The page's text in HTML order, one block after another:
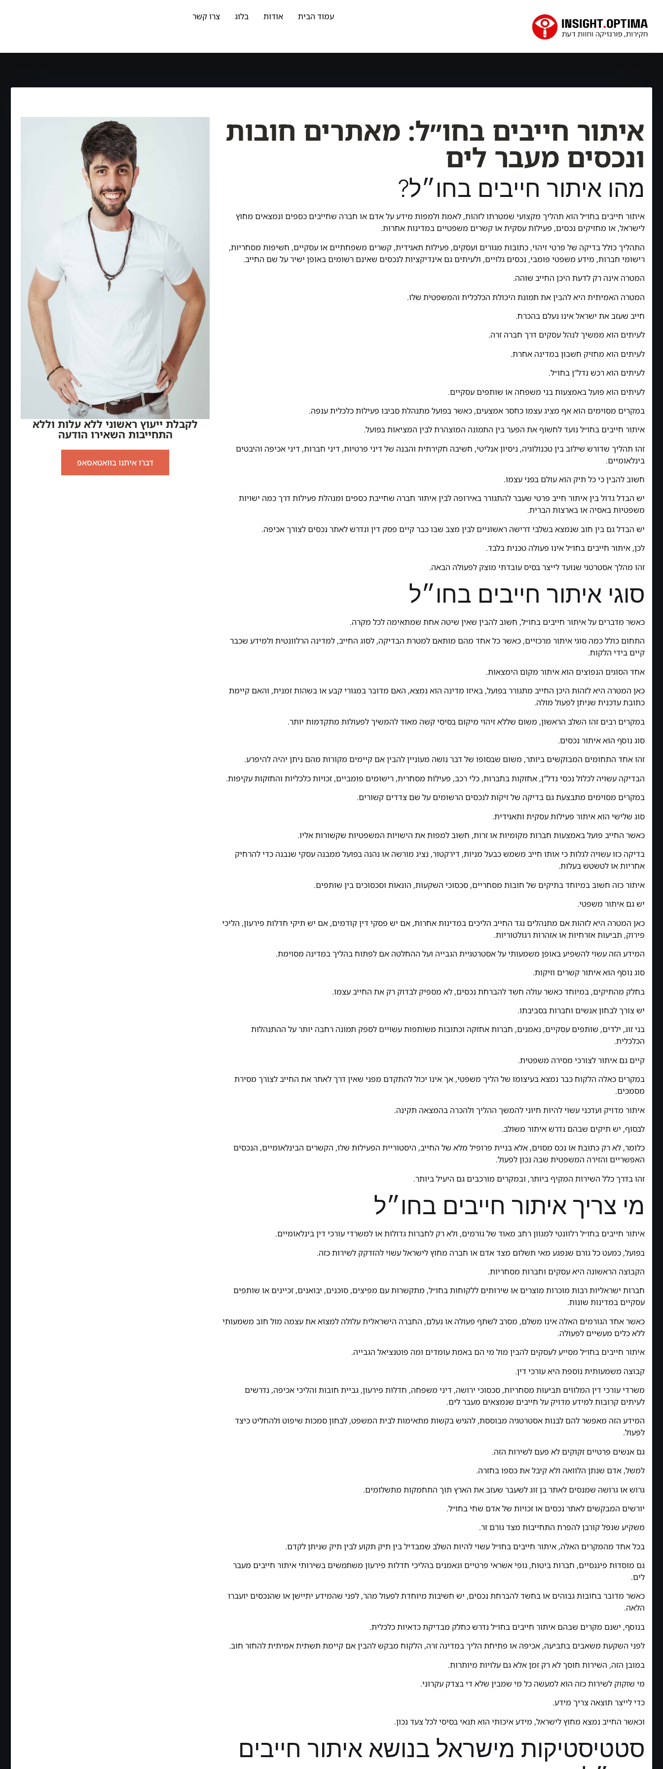
עמוד הבית אודות בלוג צרו קשר
איתור חייבים בחו״ל: מאתרים חובות
ונכסים מעבר לים
מהו איתור חייבים בחו״ל?
איתור חייבים בחו״ל הוא תהליך מקצועי שמטרתו לזהות, לאמת ולמפות מידע על אדם או חברה שחייבים כספים ונמצאים מחוץ
לישראל, או מחזיקים נכסים, פעילות עסקית או קשרים משפטיים במדינות אחרות.
התהליך כולל בדיקה של פרטי זיהוי, כתובות מגורים ועסקים, פעילות תאגידית, קשרים משפחתיים או עסקיים, חשיפות מסחריות,
רישומי חברות, מידע משפטי פומבי, נכסים גלויים, ולעיתים גם אינדיקציות לנכסים שאינם רשומים באופן ישיר על שם החייב.
המטרה אינה רק לדעת היכן החייב שוהה.
המטרה האמיתית היא להבין את תמונת היכולת הכלכלית והמשפטית שלו.
חייב שעזב את ישראל אינו נעלם בהכרח.
לעיתים הוא ממשיך לנהל עסקים דרך חברה זרה.
לעיתים הוא מחזיק חשבון במדינה אחרת.
לעיתים הוא רכש נדל"ן בחו״ל.
לעיתים הוא פועל באמצעות בני משפחה או שותפים עסקיים.
במקרים מסוימים הוא אף מציג עצמו כחסר אמצעים, כאשר בפועל מתנהלת סביבו פעילות כלכלית ענפה.
איתור חייבים בחו״ל נועד לחשוף את הפער בין התמונה המוצהרת לבין המציאות בפועל.
זהו תהליך שדורש שילוב בין טכנולוגיה, ניסיון אנליטי, חשיבה חקירתית והבנה של דיני פרטיות, דיני חברות, דיני אכיפה והיבטים
בינלאומיים.
חשוב להבין כי כל תיק הוא עולם בפני עצמו.
יש הבדל גדול בין איתור חייב פרטי שעבר להתגורר באירופה לבין איתור חברה שחייבת כספים ומנהלת פעילות דרך כמה ישויות
משפטיות באסיה או בארצות הברית.
יש הבדל גם בין חוב שנמצא בשלבי דרישה ראשוניים לבין מצב שבו כבר קיים פסק דין ונדרש לאתר נכסים לצורך אכיפה.
לכן, איתור חייבים בחו״ל אינו פעולה טכנית בלבד.
זהו מהלך אסטרטגי שנועד לייצר בסיס עובדתי מוצק לפעולה הבאה.
סוגי איתור חייבים בחו״ל
כאשר מדברים על איתור חייבים בחו״ל, חשוב להבין שאין שיטה אחת שמתאימה לכל מקרה.
התחום כולל כמה סוגי איתור מרכזיים, כאשר כל אחד מהם מותאם למטרת הבדיקה, לסוג החייב, למדינה הרלוונטית ולמידע שכבר
קיים בידי הלקוח.
אחד הסוגים הנפוצים הוא איתור מקום הימצאות.
כאן המטרה היא לזהות היכן החייב מתגורר בפועל, באיזו מדינה הוא נמצא, האם מדובר במגורי קבע או בשהות זמנית, והאם קיימת
כתובת עדכנית שניתן לפעול מולה.
במקרים רבים זהו השלב הראשון, משום שללא זיהוי מיקום בסיסי קשה מאוד להמשיך לפעולות מתקדמות יותר.
סוג נוסף הוא איתור נכסים.
זהו אחד התחומים המבוקשים ביותר, משום שבסופו של דבר נושה מעוניין להבין אם קיימים מקורות מהם ניתן יהיה להיפרע.
הבדיקה עשויה לכלול נכסי נדל"ן, אחזקות בחברות, כלי רכב, פעילות מסחרית, רישומים פומביים, זכויות כלכליות והחזקות עקיפות.
במקרים מסוימים מתבצעת גם בדיקה של זיקות לנכסים הרשומים על שם צדדים קשורים.
סוג שלישי הוא איתור פעילות עסקית ותאגידית.
כאשר החייב פועל באמצעות חברות מקומיות או זרות, חשוב למפות את הישויות המשפטיות שקשורות אליו.
בדיקה כזו עשויה לגלות כי אותו חייב משמש כבעל מניות, דירקטור, נציג מורשה או נהנה בפועל ממבנה עסקי שנבנה כדי להרחיק
אחריות או לטשטש בעלות.
איתור כזה חשוב במיוחד בתיקים של חובות מסחריים, סכסוכי השקעות, הונאות וסכסוכים בין שותפים.
יש גם איתור משפטי.
כאן המטרה היא לזהות אם מתנהלים נגד החייב הליכים במדינות אחרות, אם יש פסקי דין קודמים, אם יש תיקי חדלות פירעון, הליכי
פירוק, תביעות אזרחיות או אזהרות רגולטוריות.
המידע הזה עשוי להשפיע באופן משמעותי על אסטרטגיית הגבייה ועל ההחלטה אם לפתוח בהליך במדינה מסוימת.
סוג נוסף הוא איתור קשרים וזיקות.
בחלק מהתיקים, במיוחד כאשר עולה חשד להברחת נכסים, לא מספיק לבדוק רק את החייב עצמו.
יש צורך לבחון אנשים וחברות בסביבתו.
בני זוג, ילדים, שותפים עסקיים, נאמנים, חברות אחזקה וכתובות משותפות עשויים לספק תמונה רחבה יותר על ההתנהלות
הכלכלית.
קיים גם איתור לצורכי מסירה משפטית.
במקרים כאלה הלקוח כבר נמצא בעיצומו של הליך משפטי, אך אינו יכול להתקדם מפני שאין דרך לאתר את החייב לצורך מסירת
מסמכים.
איתור מדויק ועדכני עשוי להיות חיוני להמשך ההליך ולהכרה בהמצאה תקינה.
לבסוף, יש תיקים שבהם נדרש איתור משולב.
כלומר, לא רק כתובת או נכס מסוים, אלא בניית פרופיל מלא של החייב, היסטוריית הפעילות שלו, הקשרים הבינלאומיים, הנכסים
האפשריים והזירה המשפטית שבה נכון לפעול.
זהו בדרך כלל השירות המקיף ביותר, ובמקרים מורכבים גם היעיל ביותר.
מי צריך איתור חייבים בחו״ל
איתור חייבים בחו״ל רלוונטי למגוון רחב מאוד של גורמים, ולא רק לחברות גדולות או למשרדי עורכי דין בינלאומיים.
בפועל, כמעט כל גורם שנפגע מאי תשלום מצד אדם או חברה מחוץ לישראל עשוי להזדקק לשירות כזה.
הקבוצה הראשונה היא עסקים וחברות מסחריות.
חברות ישראליות רבות מוכרות מוצרים או שירותים ללקוחות בחו״ל, מתקשרות עם מפיצים, סוכנים, יבואנים, זכיינים או שותפים
עסקיים במדינות שונות.
כאשר אחד הגורמים האלה אינו משלם, מסרב לשתף פעולה או נעלם, החברה הישראלית עלולה למצוא את עצמה מול חוב משמעותי
ללא כלים מעשיים לפעולה.
איתור חייבים בחו״ל מסייע לעסקים להבין מול מי הם באמת עומדים ומה פוטנציאל הגבייה.
קבוצה משמעותית נוספת היא עורכי דין.
משרדי עורכי דין המלווים תביעות מסחריות, סכסוכי ירושה, דיני משפחה, חדלות פירעון, גביית חובות והליכי אכיפה, נדרשים
לעיתים קרובות למידע מדויק על חייבים שנמצאים מעבר לים.
המידע הזה מאפשר להם לבנות אסטרטגיה מבוססת, להגיש בקשות מתאימות לבית המשפט, לבחון סמכות שיפוט ולהחליט כיצד
לפעול.
גם אנשים פרטיים זקוקים לא פעם לשירות הזה.
למשל, אדם שנתן הלוואה ולא קיבל את כספו בחזרה.
גרוש או גרושה שמנסים לאתר בן זוג לשעבר שעזב את הארץ תוך התחמקות מתשלומים.
יורשים המבקשים לאתר נכסים או זכויות של אדם שחי בחו״ל.
משקיע שנפל קורבן להפרת התחייבות מצד גורם זר.
בכל אחד מהמקרים האלה, איתור חייבים בחו״ל עשוי להיות השלב שמבדיל בין תיק תקוע לבין תיק שניתן לקדם.
גם מוסדות פיננסיים, חברות ביטוח, גופי אשראי פרטיים ונאמנים בהליכי חדלות פירעון משתמשים בשירותי איתור חייבים מעבר
לים.
כאשר מדובר בחובות גבוהים או בחשד להברחת נכסים, יש חשיבות מיוחדת לפעול מהר, לפני שהמידע יתיישן או שהנכסים יועברו
הלאה.
בנוסף, ישנם מקרים שבהם איתור חייבים בחו״ל נדרש כחלק מבדיקת כדאיות כלכלית.
לפני השקעת משאבים בתביעה, אכיפה או פתיחת הליך במדינה זרה, הלקוח מבקש להבין אם קיימת תשתית אמיתית להחזר חוב.
במובן הזה, השירות חוסך לא רק זמן אלא גם עלויות מיותרות.
מי שזקוק לשירות כזה הוא למעשה כל מי שמבין שלא די בצדק עקרוני.
כדי לייצר תוצאה צריך מידע.
וכאשר החייב נמצא מחוץ לישראל, מידע איכותי הוא תנאי בסיסי לכל צעד נכון.
סטטיסטיקות מישראל בנושא איתור חייבים
לקבלת ייעוץ ראשוני ללא עלות וללא
התחייבות השאירו הודעה
דברו איתנו בוואטאסאפ